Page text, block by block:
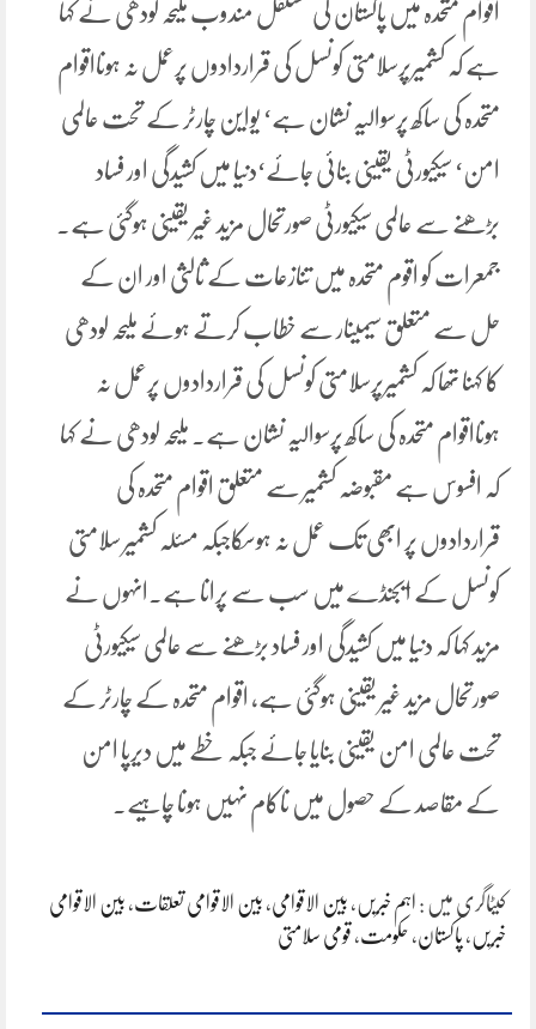
اقوام متحدہ میں پاکستان کی مستقل مندوب ملیحہ لودھی نے کہا
ہے کہ کشمیرپرسلامتی کونسل کی قراردادوں پرعمل نہ ہونااقوام
متحدہ کی ساکھ پرسوالیہ نشان ہے‘ یواین چارٹر کے تحت عالمی
امن‘ سیکیورٹی یقینی بنائی جائے‘دنیا میں کشیدگی اور فساد
بڑھنے سے عالمی سیکیورٹی صورتحال مزید غیر یقینی ہوگئی ہے۔
جمعرات کو اقوم متحدہ میں تنازعات کے ثالثی اور ان کے
حل سے متعلق سیمینار سے خطاب کرتے ہوئے ملیحہ لودھی
کا کہنا تھا کہ کشمیرپرسلامتی کونسل کی قراردادوں پرعمل نہ
ہونااقوام متحدہ کی ساکھ پرسوالیہ نشان ہے۔ ملیحہ لودھی نے کہا
کہ افسوس ہے مقبوضہ کشمیر سے متعلق اقوام متحدہ کی
قراردادوں پر ابھی تک عمل نہ ہوسکاجبکہ مسئلہ کشمیر سلامتی
کونسل کے ایجنڈے میں سب سے پرانا ہے۔انہوں نے
مزید کہا کہ دنیا میں کشیدگی اور فساد بڑھنے سے عالمی سیکیورٹی
صورتحال مزید غیر یقینی ہوگئی ہے، اقوام متحدہ کے چارٹر کے
تحت عالمی امن یقینی بنایا جائے جبکہ خطے میں دیرپا امن
کے مقاصد کے حصول میں ناکام نہیں ہونا چاہیے۔
کیٹاگری میں : اہم خبریں، بین الاقوامی، بین الاقوامی تعلقات، بین الاقوامی
خبریں، پاکستان، حکومت، قومی سلامتی